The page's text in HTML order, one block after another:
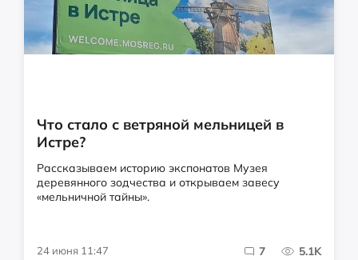
Что стало с ветряной мельницей в
Истре?
Рассказываем историю экспонатов Музея
деревянного зодчества и открываем завесу
«мельничной тайны».
24 июня 11:47 7 5.1K